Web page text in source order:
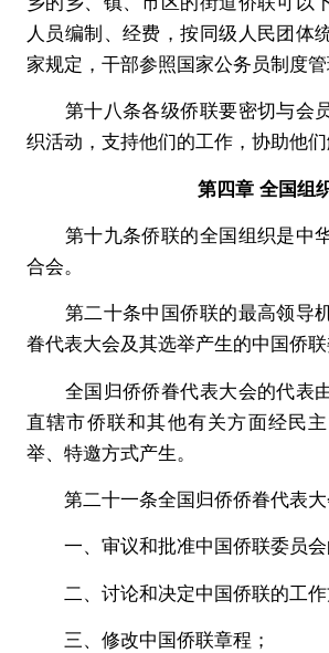
人员编制、经费，按同级人民团体
家规定，干部参照国家公务员制度管
第十八条各级侨联要密切与会
织活动，支持他们的工作，协助他们
第四章 全国组
第十九条侨联的全国组织是中
合会。
第二十条中国侨联的最高领导
眷代表大会及其选举产生的中国侨联
全国归侨侨眷代表大会的代表由
直辖市侨联和其他有关方面经民
举、特邀方式产生。
第二十一条全国归侨侨眷代表大
一、审议和批准中国侨联委员会
二、讨论和决定中国侨联的工作
三、修改中国侨联章程；